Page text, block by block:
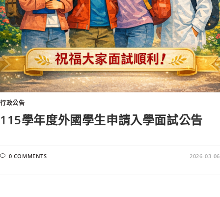
行政公告
115學年度外國學生申請入學面試公告
0 COMMENTS 2026-03-06